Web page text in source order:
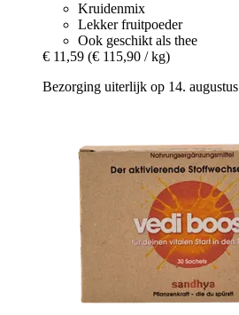
Kruidenmix
Lekker fruitpoeder
Ook geschikt als thee
€ 11,59 (€ 115,90 / kg)
Bezorging uiterlijk op 14. augustus